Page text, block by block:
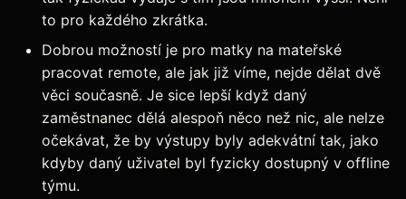
to pro každého zkrátka.
Dobrou možností je pro matky na mateřské
pracovat remote, ale jak již víme, nejde dělat dvě
věci současně. Je sice lepší když daný
zaměstnanec dělá alespoň něco než nic, ale nelze
očekávat, že by výstupy byly adekvátní tak, jako
kdyby daný uživatel byl fyzicky dostupný v offline
týmu.